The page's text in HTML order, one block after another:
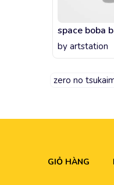
space boba
by artstation
zero no
GIỎ HÀNG